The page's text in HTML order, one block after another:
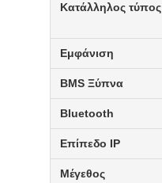
Κατάλληλος
Εμφάνιση
BMS Ξύπνα
Bluetooth
Επίπεδο IP
Μέγεθος